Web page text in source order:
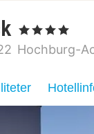
, 4 Stjärnor
Hochburg-